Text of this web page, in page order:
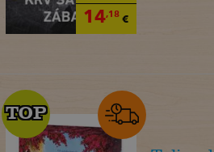
14,18€
TOP
TOP